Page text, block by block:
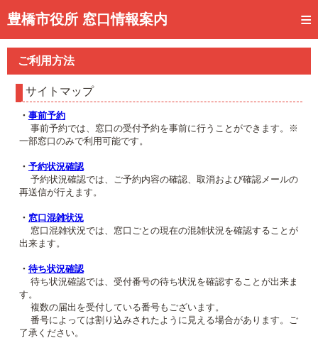
豊橋市役所 窓口情報案内
トップページ
事前予約
予約状況確認
窓口混雑状況
待ち状況確認
交付状況確認
メール通知登録
ご利用方法
サイトマップ
・ 事前予約
事前予約では、窓口の受付予約を事前に行うことができます。※
一部窓口のみで利用可能です。
・ 予約状況確認
予約状況確認では、ご予約内容の確認、取消および確認メールの
再送信が行えます。
・ 窓口混雑状況
窓口混雑状況では、窓口ごとの現在の混雑状況を確認することが
出来ます。
・ 待ち状況確認
待ち状況確認では、受付番号の待ち状況を確認することが出来ま
す。
複数の届出を受付している番号もございます。
番号によっては割り込みされたように見える場合があります。ご
了承ください。